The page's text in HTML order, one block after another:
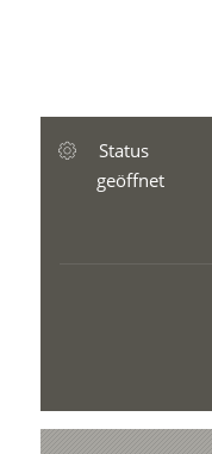
Status
geöffnet